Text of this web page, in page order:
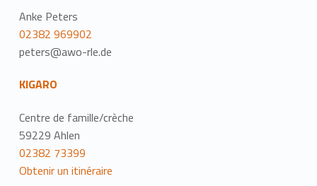
Anke Peters
02382 969902
peters@awo-rle.de
KIGARO
Centre de famille/crèche
59229 Ahlen
02382 73399
Obtenir un itinéraire